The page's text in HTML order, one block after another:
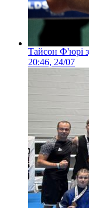
Тайсон Ф'юрі
20:46, 24/07